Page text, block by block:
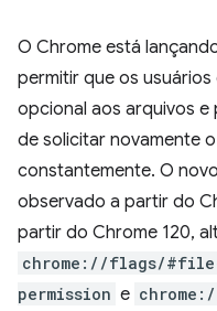
O Chrome está
permitir que os
opcional aos arquivos
de solicitar novamente
constantemente. O
observado a partir do
partir do Chrome 120,
chrome://flags/
permission e